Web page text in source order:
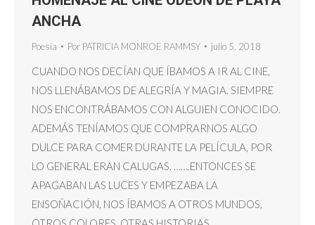
ANCHA
Poesía Por PATRICIA MONROE RAMMSY julio 5, 2018
CUANDO NOS DECÍAN QUE ÍBAMOS A IR AL CINE,
NOS LLENÁBAMOS DE ALEGRÍA Y MAGIA. SIEMPRE
NOS ENCONTRÁBAMOS CON ALGUIEN CONOCIDO.
ADEMÁS TENÍAMOS QUE COMPRARNOS ALGO
DULCE PARA COMER DURANTE LA PELÍCULA, POR
LO GENERAL ERAN CALUGAS. …….ENTONCES SE
APAGABAN LAS LUCES Y EMPEZABA LA
ENSOÑACIÓN, NOS ÍBAMOS A OTROS MUNDOS,